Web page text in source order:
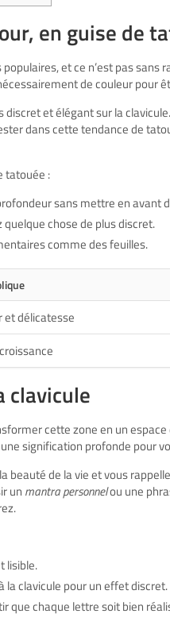
en guise de
et ce n’est pas sans
de couleur pour
et élégant sur la
dans cette tendance de
tatouée :
sans mettre en avant
chose de plus discret.
comme des feuilles.
et délicatesse
clavicule
cette zone en un
signification profonde pour
beauté de la vie et vous
un mantra personnelou une
lisible.
la clavicule pour un effet discret.
que chaque lettre soit bien